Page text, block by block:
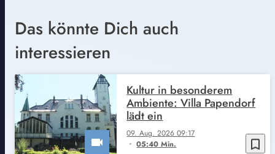
Das könnte Dich auch
interessieren
bookmark_border
09. Aug. 2026 09:17
05:40 Min.
Kultur in besonderem
Ambiente: Villa Papendorf
lädt ein